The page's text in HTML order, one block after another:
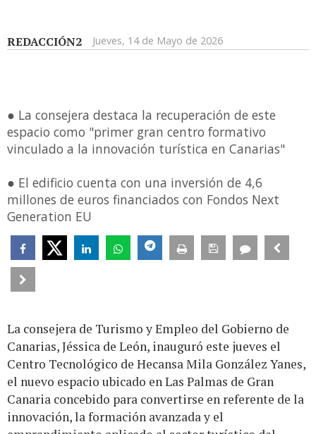
REDACCIÓN2 Jueves, 14 de Mayo de 2026
● La consejera destaca la recuperación de este
espacio como "primer gran centro formativo
vinculado a la innovación turística en Canarias"
● El edificio cuenta con una inversión de 4,6
millones de euros financiados con Fondos Next
Generation EU
La consejera de Turismo y Empleo del Gobierno de
Canarias, Jéssica de León, inauguró este jueves el
Centro Tecnológico de Hecansa Mila González Yanes,
el nuevo espacio ubicado en Las Palmas de Gran
Canaria concebido para convertirse en referente de la
innovación, la formación avanzada y el